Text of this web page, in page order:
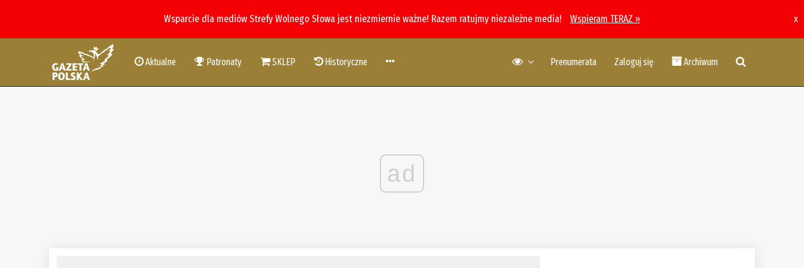
Wsparcie dla mediów Strefy Wolnego Słowa jest niezmiernie ważne! Razem ratujmy niezależne media! Wspieram TERAZ » x
Aktualne Patronaty SKLEP Historyczne Prenumerata Zaloguj się Archiwum
ad